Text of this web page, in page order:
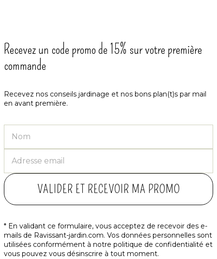
Recevez un code promo de 15% sur votre première
commande
Recevez nos conseils jardinage et nos bons plan(t)s par mail
en avant première.
VALIDER ET RECEVOIR MA PROMO
* En validant ce formulaire, vous acceptez de recevoir des e-
mails de Ravissant-jardin.com. Vos données personnelles sont
utilisées conformément à notre politique de confidentialité et
vous pouvez vous désinscrire à tout moment.